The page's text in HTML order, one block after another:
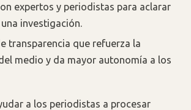
expertos y periodistas para aclarar
investigación.
transparencia que refuerza la
medio y da mayor autonomía a los
a los periodistas a procesar